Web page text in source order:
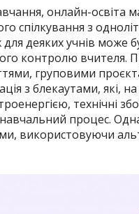
онлайн-освіта
спілкування з
деяких учнів може
контролю
груповими
з блекаутами, які,
технічні
процес.
використовуючи